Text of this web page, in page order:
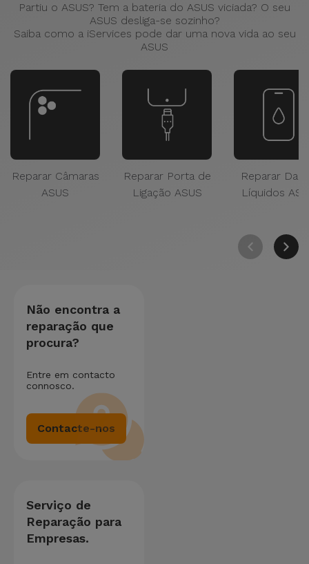
Partiu o ASUS? Tem a bateria do ASUS viciada? O seu
ASUS desliga-se sozinho?
Saiba como a iServices pode dar uma nova vida ao seu
ASUS
Reparar Câmaras
ASUS
Reparar Porta de
Ligação ASUS
Reparar
Líquidos
Não encontra a
reparação que
procura?
Entre em contacto
connosco.
Contacte-nos
Serviço de
Reparação para
Empresas.